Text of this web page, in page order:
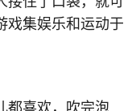
戏集娱乐和运动于
都喜欢，吹完泡